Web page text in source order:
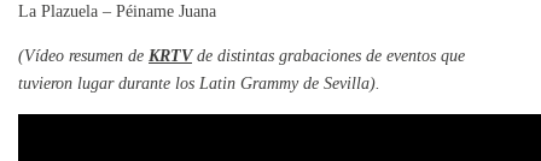
La Plazuela – Péiname Juana
(Vídeo resumen de KRTVde distintas grabaciones de eventos que
tuvieron lugar durante los Latin Grammy de Sevilla).